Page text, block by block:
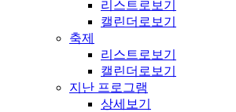
리스트로보기
캘린더로보기
축제
리스트로보기
캘린더로보기
지난 프로그램
상세보기